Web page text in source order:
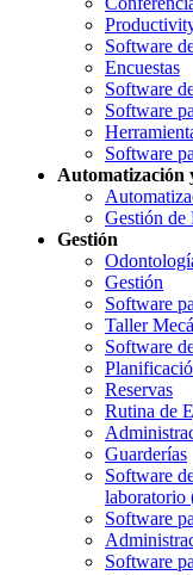
Software
Encuestas
Software
Software
Software
Automatización
Gestión de
Gestión
Gestión
Software
Taller
Software
Reservas
Rutina de
Guarderías
Software
Software
Software